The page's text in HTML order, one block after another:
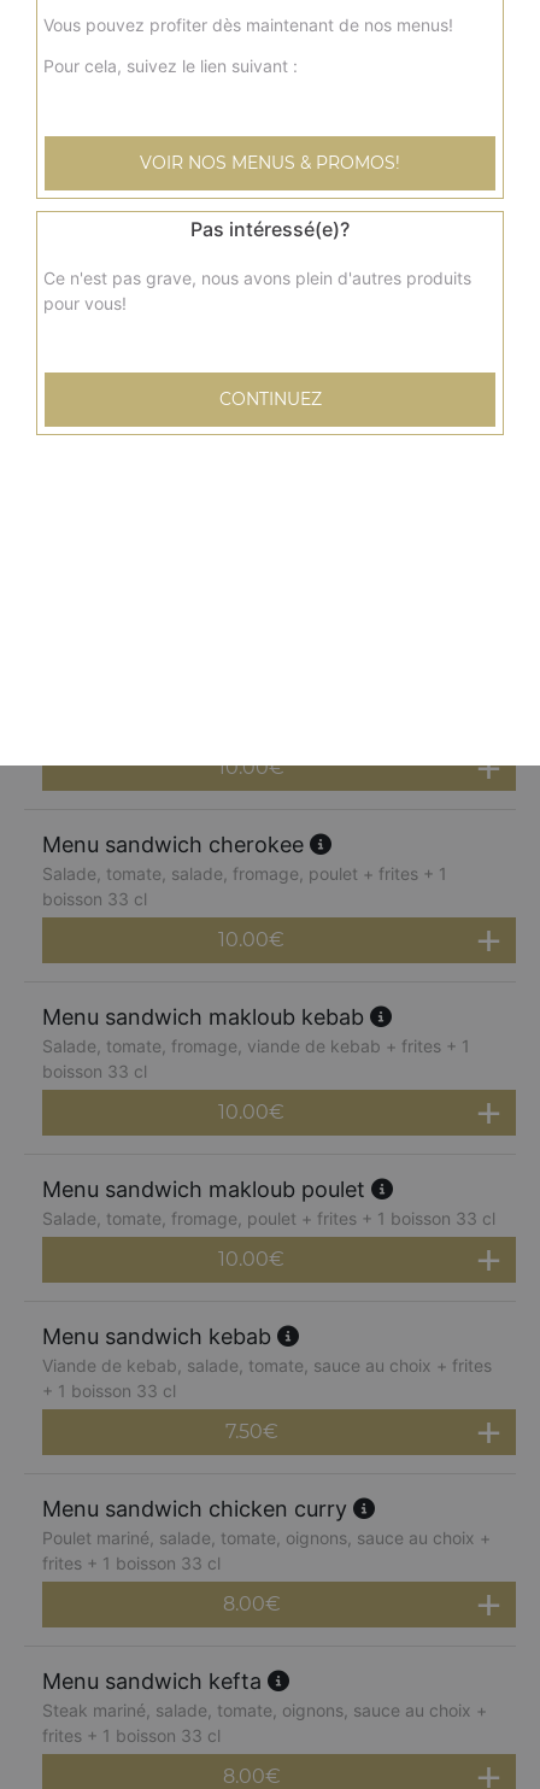
aubergines
7.00€
Menu sandwich mexico
boisson 33 cl
10.00€
10.00€
Menu sandwich cherokee
Salade, tomate, salade, fromage, poulet + frites + 1
boisson 33 cl
10.00€
Menu sandwich makloub kebab
Salade, tomate, fromage, viande de kebab + frites + 1
boisson 33 cl
10.00€
Menu sandwich makloub poulet
Salade, tomate, fromage, poulet + frites + 1 boisson 33 cl
10.00€
Menu sandwich kebab
Viande de kebab, salade, tomate, sauce au choix + frites
+ 1 boisson 33 cl
7.50€
Menu sandwich chicken curry
Poulet mariné, salade, tomate, oignons, sauce au choix +
frites + 1 boisson 33 cl
8.00€
Menu sandwich kefta
Steak mariné, salade, tomate, oignons, sauce au choix +
frites + 1 boisson 33 cl
8.00€
Vous pouvez profiter dès maintenant de nos menus!
Pour cela, suivez le lien suivant :
VOIR NOS MENUS & PROMOS!
Pas intéressé(e)?
Ce n'est pas grave, nous avons plein d'autres produits
pour vous!
CONTINUEZ